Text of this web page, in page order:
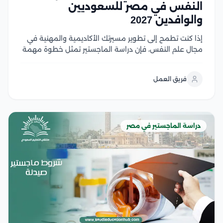
النفس في مصر للسعوديين
والوافدين 2027
إذا كنت تطمح إلى تطوير مسيرتك الأكاديمية والمهنية في
مجال علم النفس، فإن دراسة الماجستير تمثل خطوة مهمة
استعدادك الكامل، وفي هذا المقال نستعرض...
فريق العمل
دراسة الماجستير في مصر